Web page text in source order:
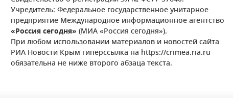
Учредитель: Федеральное государственное унитарное
предприятие Международное информационное агентство
«Россия сегодня» (МИА «Россия сегодня»).
При любом использовании материалов и новостей сайта
РИА Новости Крым гиперссылка на https://crimea.ria.ru
обязательна не ниже второго абзаца текста.